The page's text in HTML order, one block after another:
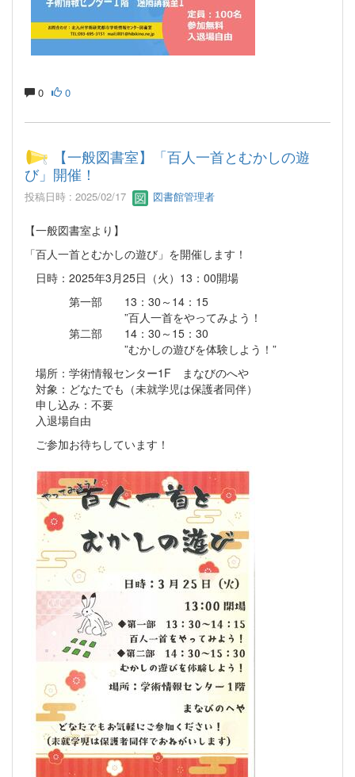
0 0
【一般図書室】「百人一首とむかしの遊
び」開催！
投稿日時 : 2025/02/17 図書館管理者
【一般図書室より】
「百人一首とむかしの遊び」を開催します！
日時：2025年3月25日（火）13：00開場
第一部 13：30～14：15
”百人一首をやってみよう！
第二部 14：30～15：30
”むかしの遊びを体験しよう！”
場所：学術情報センター1F まなびのへや
対象：どなたでも（未就学児は保護者同伴）
申し込み：不要
入退場自由
ご参加お待ちしています！